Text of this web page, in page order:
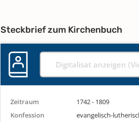
Steckbrief zum Kirchenbuch
Digitalisat anzeigen
Zeitraum
1742 - 1809
Konfession
evangelisch-